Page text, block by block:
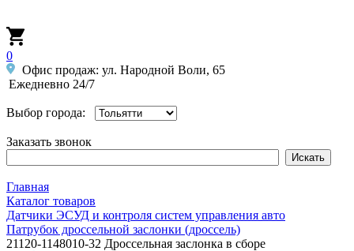
0
Офис продаж: ул. Народной Воли, 65
Ежедневно 24/7
Выбор города:
Заказать звонок
Главная
Каталог товаров
Датчики ЭСУД и контроля систем управления авто
Патрубок дроссельной заслонки (дроссель)
21120-1148010-32 Дроссельная заслонка в сборе